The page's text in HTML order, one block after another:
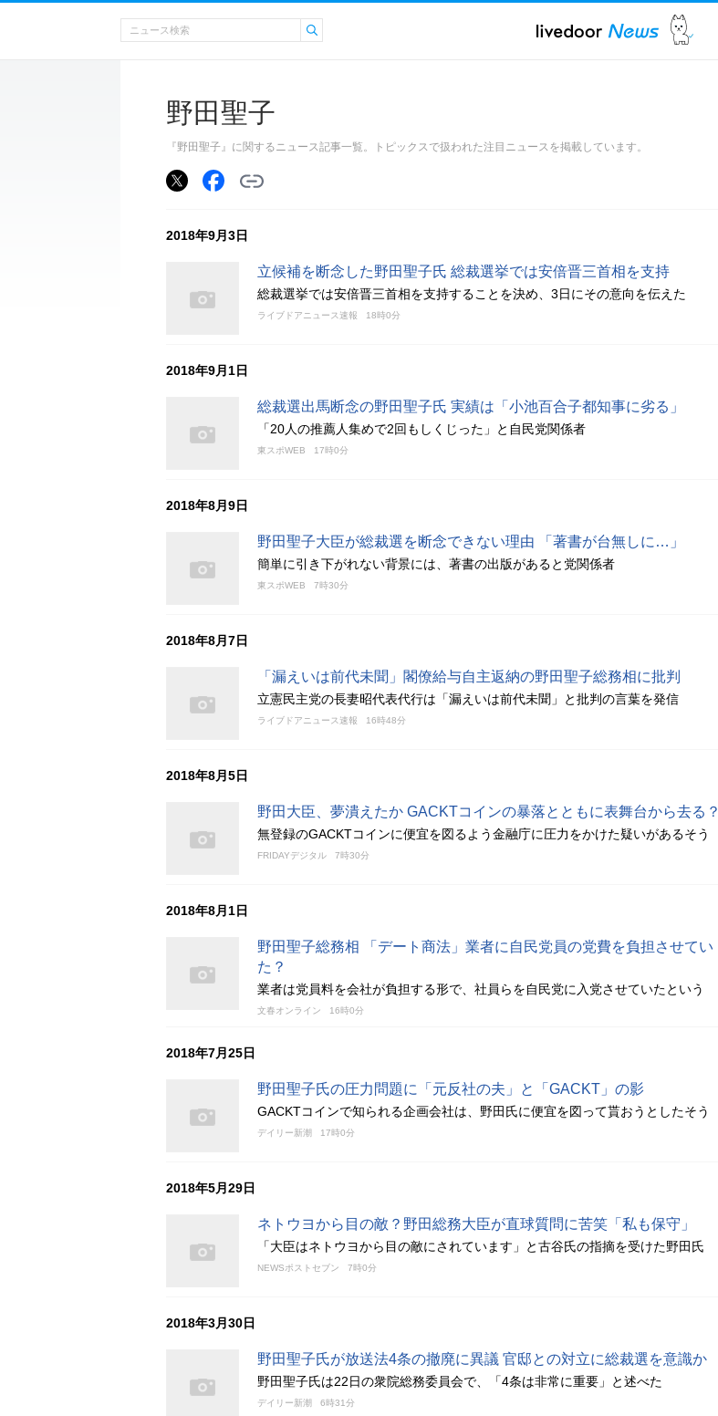
野田聖子
『野田聖子』に関するニュース記事一覧。トピックスで扱われた注目ニュースを掲載しています。
2018年9月3日
立候補を断念した野田聖子氏 総裁選挙では安倍晋三首相を支持
総裁選挙では安倍晋三首相を支持することを決め、3日にその意向を伝えた
ライブドアニュース速報 18時0分
2018年9月1日
総裁選出馬断念の野田聖子氏 実績は「小池百合子都知事に劣る」
「20人の推薦人集めで2回もしくじった」と自民党関係者
東スポWEB 17時0分
2018年8月9日
野田聖子大臣が総裁選を断念できない理由 「著書が台無しに…」
簡単に引き下がれない背景には、著書の出版があると党関係者
東スポWEB 7時30分
2018年8月7日
「漏えいは前代未聞」閣僚給与自主返納の野田聖子総務相に批判
立憲民主党の長妻昭代表代行は「漏えいは前代未聞」と批判の言葉を発信
ライブドアニュース速報 16時48分
2018年8月5日
野田大臣、夢潰えたか GACKTコインの暴落とともに表舞台から去る？
無登録のGACKTコインに便宜を図るよう金融庁に圧力をかけた疑いがあるそう
FRIDAYデジタル 7時30分
2018年8月1日
野田聖子総務相 「デート商法」業者に自民党員の党費を負担させてい
た？
業者は党員料を会社が負担する形で、社員らを自民党に入党させていたという
文春オンライン 16時0分
2018年7月25日
野田聖子氏の圧力問題に「元反社の夫」と「GACKT」の影
GACKTコインで知られる企画会社は、野田氏に便宜を図って貰おうとしたそう
デイリー新潮 17時0分
2018年5月29日
ネトウヨから目の敵？野田総務大臣が直球質問に苦笑「私も保守」
「大臣はネトウヨから目の敵にされています」と古谷氏の指摘を受けた野田氏
NEWSポストセブン 7時0分
2018年3月30日
野田聖子氏が放送法4条の撤廃に異議 官邸との対立に総裁選を意識か
野田聖子氏は22日の衆院総務委員会で、「4条は非常に重要」と述べた
デイリー新潮 6時31分